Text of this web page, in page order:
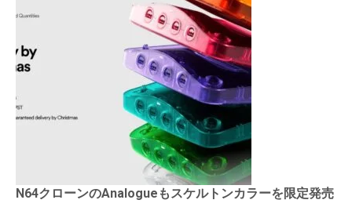
N64クローンのAnalogueもスケルトンカラーを限定発売